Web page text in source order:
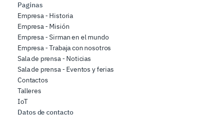
Paginas
Empresa - Historia
Empresa - Misión
Empresa - Sirman en el mundo
Empresa - Trabaja con nosotros
Sala de prensa - Noticias
Sala de prensa - Eventos y ferias
Contactos
Talleres
IoT
Datos de contacto